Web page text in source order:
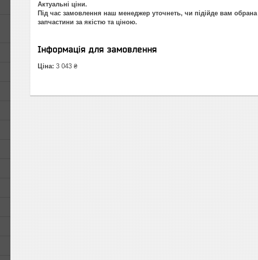
Актуальні ціни.
Під час замовлення наш менеджер уточнеть, чи підійде вам
запчастини за якістю та ціною.
Інформація для замовлення
Ціна: 3 043 ₴